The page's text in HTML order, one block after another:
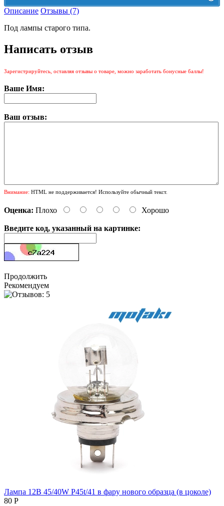
Цена на Озон включает доставку, упаковку и комиссии маркетплейса
Этот товар можно приобрести на Озон. Для перехода в маркетплейс
Описание Отзывы (7)
Под лампы старого типа.
Написать отзыв
Зарегистрируйтесь, оставляя отзывы о товаре, можно заработать бонусные баллы!
Ваше Имя:
Ваш отзыв:
Внимание: HTML не поддерживается! Используйте обычный текст.
Оценка: Плохо Хорошо
Введите код, указанный на картинке:
Продолжить
Рекомендуем
Лампа 12В 45/40W P45t/41 в фару нового образца (в цоколе)
80 Р